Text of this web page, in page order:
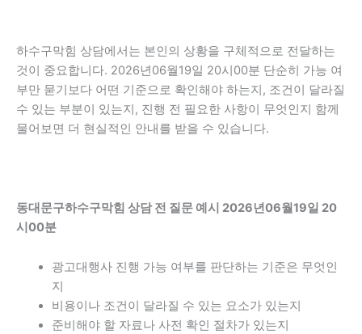
하수구막힘 상담에서는 본인의 상황을 구체적으로 전달하는
것이 중요합니다. 2026년06월19일 20시00분 단순히 가능 여
부만 묻기보다 어떤 기준으로 확인해야 하는지, 조건이 달라질
수 있는 부분이 있는지, 진행 전 필요한 사항이 무엇인지 함께
물어보면 더 현실적인 안내를 받을 수 있습니다.
동대문구하수구막힘 상담 전 질문 예시 2026년06월19일 20
시00분
광고대행사 진행 가능 여부를 판단하는 기준은 무엇인
지
비용이나 조건이 달라질 수 있는 요소가 있는지
준비해야 할 자료나 사전 확인 절차가 있는지